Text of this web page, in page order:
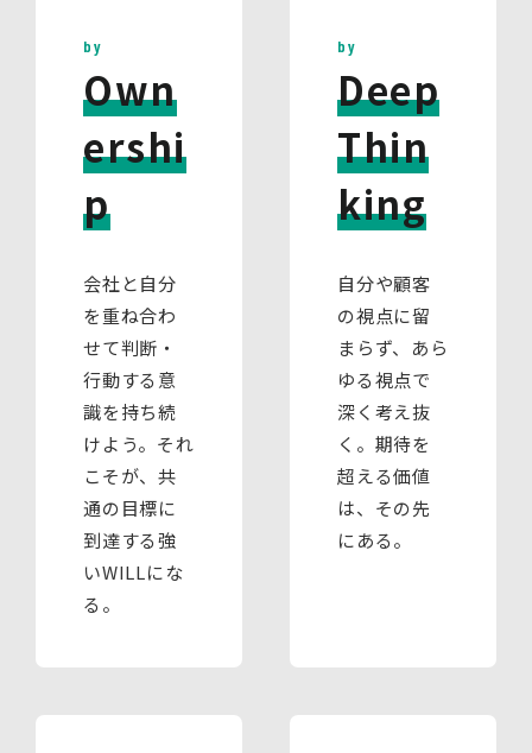
by
Own
ershi
p
会社と自分
を重ね合わ
せて判断・
行動する意
識を持ち続
けよう。それ
こそが、共
通の目標に
到達する強
いWILLにな
る。
by
Deep
Thin
king
自分や顧客
の視点に留
まらず、あら
ゆる視点で
深く考え抜
く。期待を
超える価値
は、その先
にある。